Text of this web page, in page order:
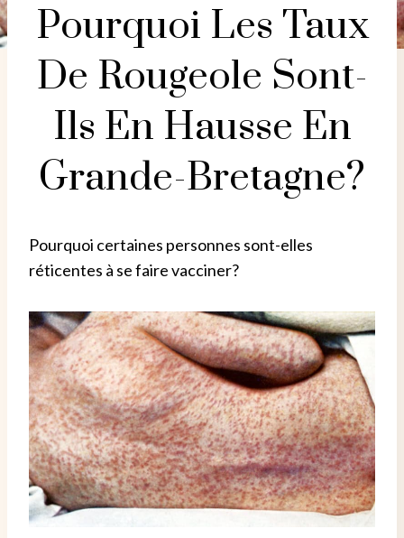
Pourquoi Les Taux
De Rougeole Sont-
Ils En Hausse En
Grande-Bretagne?
Pourquoi certaines personnes sont-elles
réticentes à se faire vacciner?